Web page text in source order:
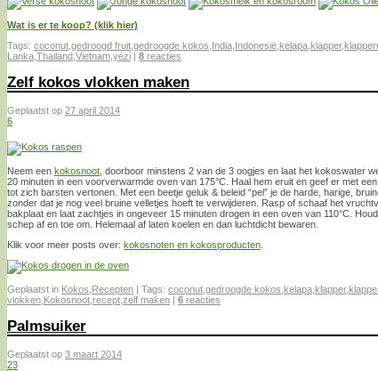
Wat is er te koop? (klik hier)
Tags: coconut gedroogd fruit gedroogde kokos India Indonesië kelapa klapper,
Lanka Thailand Vietnam yézi 8 reacties
Zelf kokos vlokken maken
Geplaatst op 27 april 2014
6
Neem een kokosnoot , doorboor minstens 2 van de 3 oogjes en laat het kokoswater
20 minuten in een voorverwarmde oven van 175°C. Haal hem eruit en geef er met
tot zich barsten vertonen. Met een beetje geluk & beleid “pel” je de harde, harige,
zonder dat je nog veel bruine velletjes hoeft te verwijderen. Rasp of schaaf het
bakplaat en laat zachtjes in ongeveer 15 minuten drogen in een oven van 110°C.
schep af en toe om. Helemaal af laten koelen en dan luchtdicht bewaren.
Klik voor meer posts over: kokosnoten en kokosproducten
Geplaatst in Kokos Recepten Tags: coconut gedroogde kokos kelapa klapper,
vlokken Kokosnoot recept zelf maken 6 reacties
Palmsuiker
Geplaatst op 3 maart 2014
23